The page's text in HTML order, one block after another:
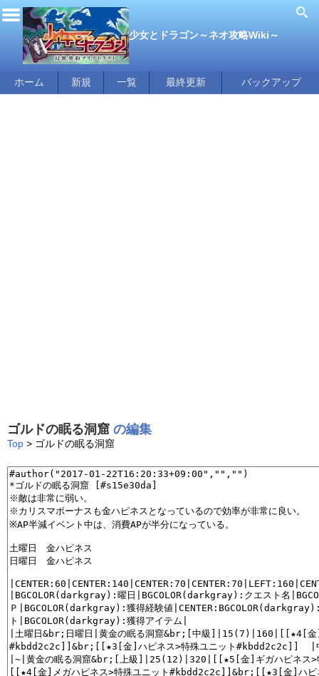
少女とドラゴン～ネオ攻略Wiki～
ホーム 新規 一覧 最終更新 バックアップ
ゴルドの眠る洞窟 の編集
Top > ゴルドの眠る洞窟